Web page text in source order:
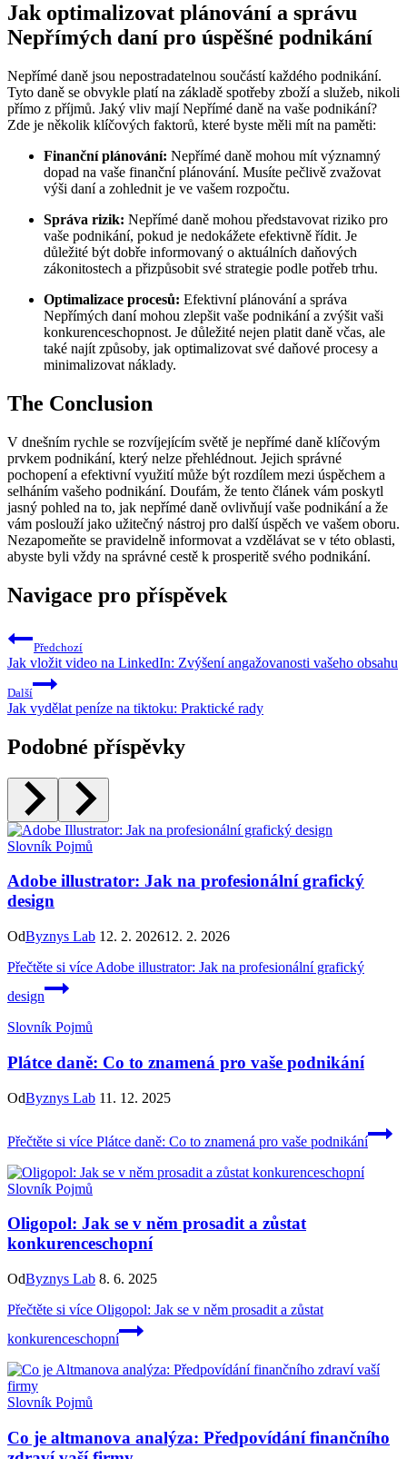
Jak optimalizovat plánování a správu
Nepřímých daní pro úspěšné podnikání
Nepřímé daně jsou nepostradatelnou součástí každého podnikání.
Tyto daně se obvykle platí na základě spotřeby zboží a služeb, nikoli
přímo z příjmů. Jaký vliv mají Nepřímé daně na vaše podnikání?
Zde je několik klíčových faktorů, které byste měli mít na paměti:
Finanční plánování: Nepřímé daně mohou mít významný
dopad na vaše finanční plánování. Musíte pečlivě zvažovat
výši daní a zohlednit je ve vašem rozpočtu.
Správa rizik: Nepřímé daně mohou představovat riziko pro
vaše podnikání, pokud je nedokážete efektivně řídit. Je
důležité být dobře informovaný o aktuálních daňových
zákonitostech a přizpůsobit své strategie podle potřeb trhu.
Optimalizace procesů: Efektivní plánování a správa
Nepřímých daní mohou zlepšit vaše podnikání a zvýšit vaši
konkurenceschopnost. Je důležité nejen platit daně včas, ale
také najít způsoby, jak optimalizovat své daňové procesy a
minimalizovat náklady.
The Conclusion
V dnešním rychle se rozvíjejícím světě je nepřímé daně klíčovým
prvkem podnikání, který nelze přehlédnout. Jejich správné
pochopení a efektivní využití může být rozdílem mezi úspěchem a
selháním vašeho podnikání. Doufám, že tento článek vám poskytl
jasný pohled na to, jak nepřímé daně ovlivňují vaše podnikání a že
vám poslouží jako užitečný nástroj pro další úspěch ve vašem oboru.
Nezapomeňte se pravidelně informovat a vzdělávat se v této oblasti,
abyste byli vždy na správné cestě k prosperitě svého podnikání.
Navigace pro příspěvek
Předchozí
Jak vložit video na LinkedIn: Zvýšení angažovanosti vašeho obsahu
Další
Jak vydělat peníze na tiktoku: Praktické rady
Podobné příspěvky
Slovník Pojmů
Adobe illustrator: Jak na profesionální grafický
design
OdByznys Lab 12. 2. 202612. 2. 2026
Přečtěte si více Adobe illustrator: Jak na profesionální grafický
design
Slovník Pojmů
Plátce daně: Co to znamená pro vaše podnikání
OdByznys Lab 11. 12. 2025
Přečtěte si více Plátce daně: Co to znamená pro vaše podnikání
Slovník Pojmů
Oligopol: Jak se v něm prosadit a zůstat
konkurenceschopní
OdByznys Lab 8. 6. 2025
Přečtěte si více Oligopol: Jak se v něm prosadit a zůstat
konkurenceschopní
Slovník Pojmů
Co je altmanova analýza: Předpovídání finančního